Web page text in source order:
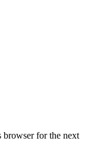
browser for the next